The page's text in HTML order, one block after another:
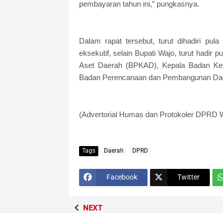
pembayaran tahun ini,” pungkasnya.
Dalam rapat tersebut, turut dihadiri
eksekutif, selain Bupati Wajo, turut hadir
Aset Daerah (BPKAD), Kepala Badan
Badan Perencanaan dan Pembangunan
(Advertorial Humas dan Protokoler DPRD
Tags Daerah DPRD
Facebook Twitter
NEXT